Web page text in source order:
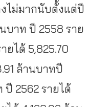
ไม่มากนับตั้งแต่ปี
บาท ปี 2558 ราย
ยได้ 5,825.70
ล้านบาทปี
ปี 2562 รายได้